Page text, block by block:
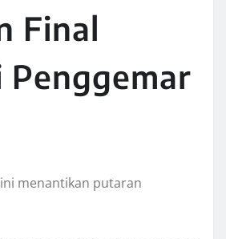
Final
Penggemar
menantikan putaran